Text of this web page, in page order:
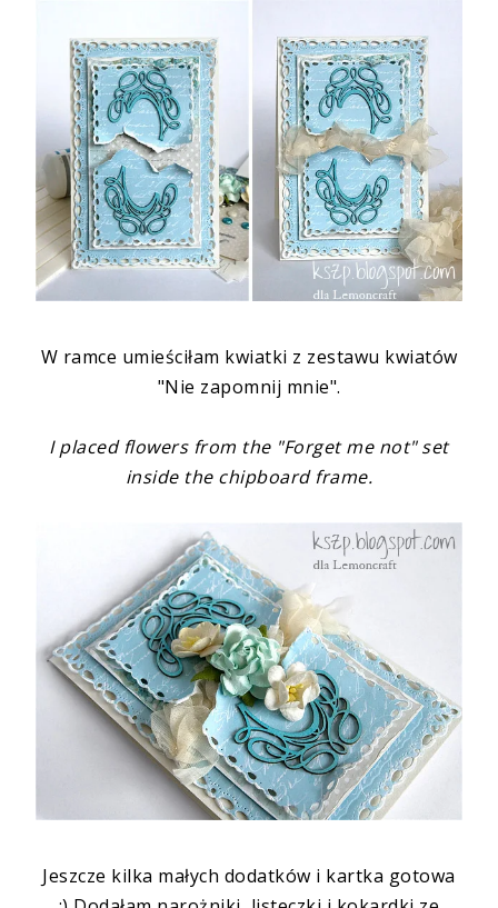
W ramce umieściłam kwiatki z zestawu kwiatów
"Nie zapomnij mnie".
I placed flowers from the "Forget me not" set
inside the chipboard frame.
Jeszcze kilka małych dodatków i kartka gotowa